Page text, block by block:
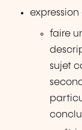
expression
faire
sujet